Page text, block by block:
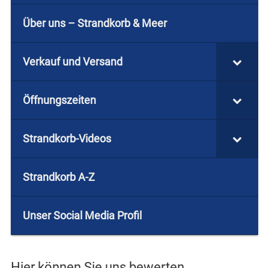
Über uns – Strandkorb & Meer
Verkauf und Versand
Öffnungszeiten
Strandkorb-Videos
Strandkorb A-Z
Unser Social Media Profil